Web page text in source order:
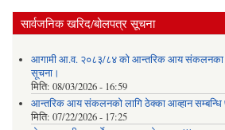
सार्वजनिक खरिद/बोलपत्र सूचना
आगामी आ.व. २०८३/८४ को आन्तरिक आय संकलनका
सूचना।
मिति: 08/03/2026 - 16:59
आन्तरिक आय संकलनको लागि ठेक्‍का आव्हान सम्बन्धि
मिति: 07/22/2026 - 17:25